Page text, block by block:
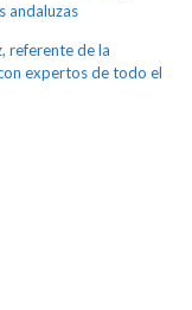
andaluzas
referente de la
expertos de todo el